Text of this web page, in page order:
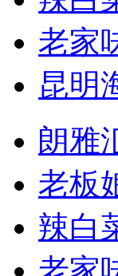
老家
昆明
朗雅
老板
辣白